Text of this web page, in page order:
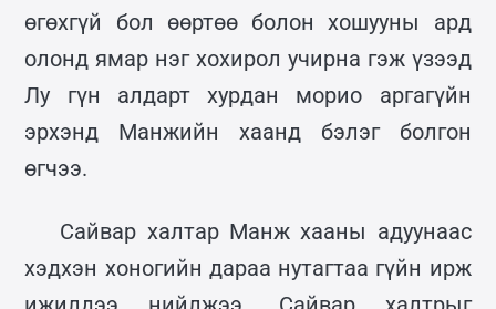
өгөхгүй бол өөртөө болон хошууны ард
олонд ямар нэг хохирол учирна гэж үзээд
Лу гүн алдарт хурдан морио аргагүйн
эрхэнд Манжийн хаанд бэлэг болгон
өгчээ.
Сайвар халтар Манж хааны адуунаас
хэдхэн хоногийн дараа нутагтаа гүйн ирж